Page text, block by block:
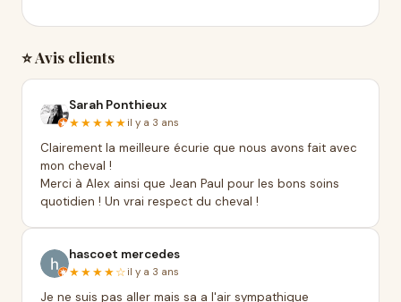
⭐ Avis clients
Sarah Ponthieux
★★★★★ il y a 3 ans
Clairement la meilleure écurie que nous avons fait avec
mon cheval !
Merci à Alex ainsi que Jean Paul pour les bons soins
quotidien ! Un vrai respect du cheval !
hascoet mercedes
★★★★☆ il y a 3 ans
Je ne suis pas aller mais sa a l'air sympathique